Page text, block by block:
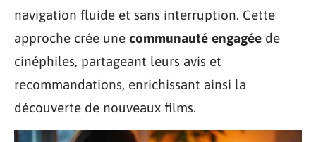
navigation fluide et sans interruption. Cette
approche crée une communauté engagée de
cinéphiles, partageant leurs avis et
recommandations, enrichissant ainsi la
découverte de nouveaux films.